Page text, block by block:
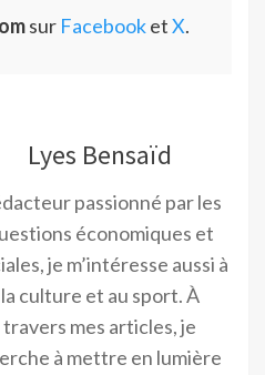
sur FacebooketX.
Lyes Bensaïd
passionné par les
économiques et
je m’intéresse aussi à
la culture et au sport. À
travers mes articles, je
à mettre en lumière